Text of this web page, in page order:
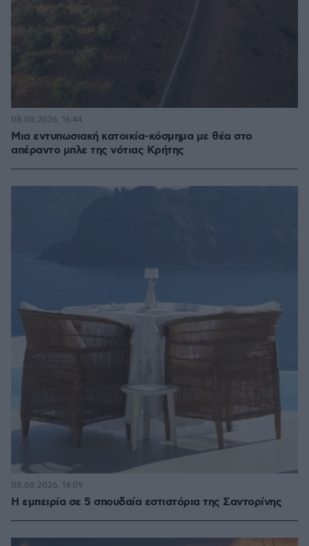
Μια εντυπωσιακή κατοικία-κόσμημα με θέα στο
απέραντο μπλε της νότιας Κρήτης
08.08.2026, 16:44
Η εμπειρία σε 5 σπουδαία εστιατόρια της Σαντορίνης
08.08.2026, 14:09